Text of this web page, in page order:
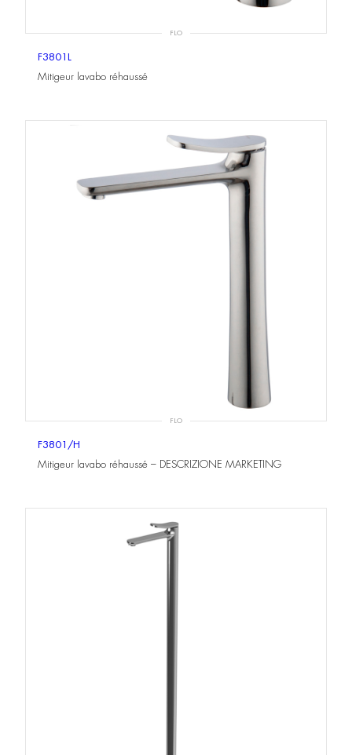
FLO
F3801L
Mitigeur lavabo réhaussé
FLO
F3801/H
Mitigeur lavabo réhaussé – DESCRIZIONE MARKETING